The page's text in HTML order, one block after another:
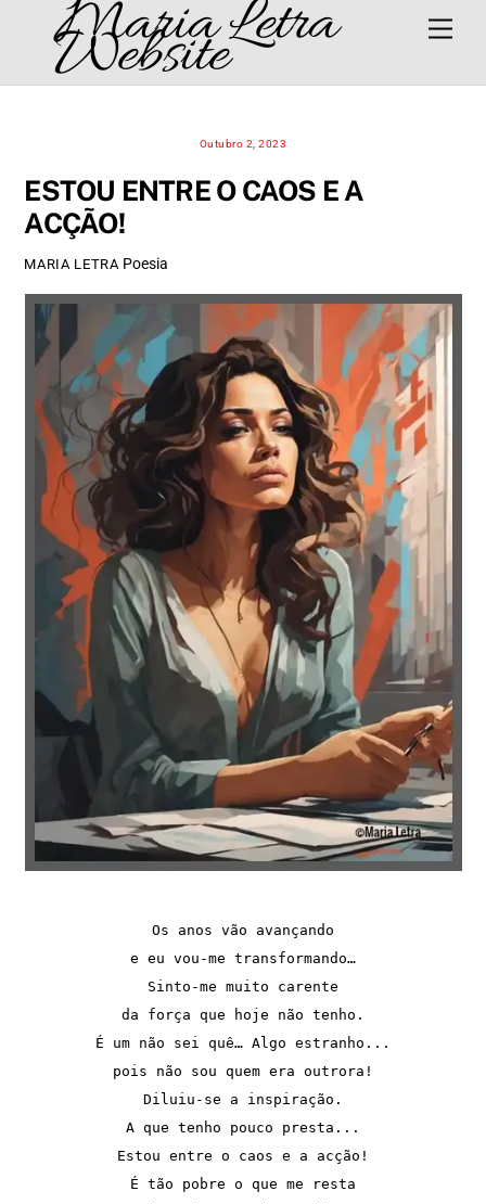
content
Maria Letra
Website
Outubro 2, 2023
ESTOU ENTRE O CAOS E A
ACÇÃO!
MARIA LETRA Poesia
Os anos vão avançando
e eu vou-me transformando…
Sinto-me muito carente
da força que hoje não tenho.
É um não sei quê… Algo estranho...
pois não sou quem era outrora!
Diluiu-se a inspiração.
A que tenho pouco presta...
Estou entre o caos e a acção!
É tão pobre o que me resta